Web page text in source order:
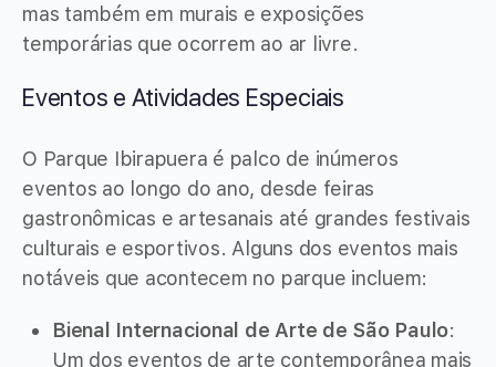
mas também em murais e exposições
temporárias que ocorrem ao ar livre.
Eventos e Atividades Especiais
O Parque Ibirapuera é palco de inúmeros
eventos ao longo do ano, desde feiras
gastronômicas e artesanais até grandes festivais
culturais e esportivos. Alguns dos eventos mais
notáveis que acontecem no parque incluem:
Bienal Internacional de Arte de São Paulo:
Um dos eventos de arte contemporânea mais